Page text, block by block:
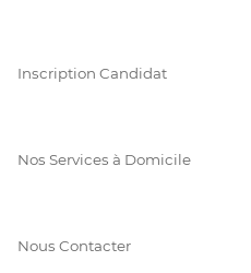
Inscription Candidat
Nos Services à Domicile
Nous Contacter